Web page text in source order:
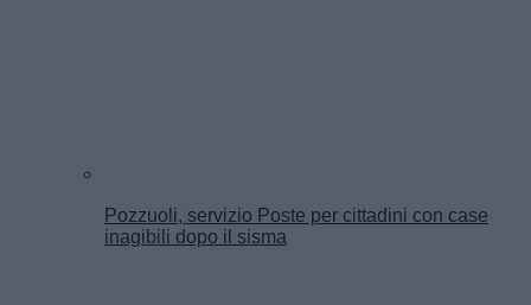
Pozzuoli, servizio Poste per cittadini con case
inagibili dopo il sisma